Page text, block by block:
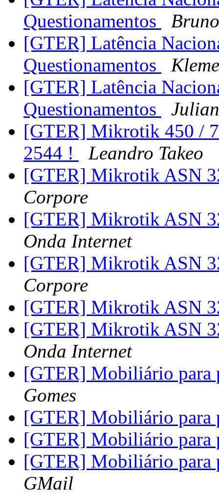
Questionamentos
[GTER] Latência
Questionamentos
[GTER] Latência
Questionamentos
[GTER] Mikrotik 450 /
2544 !
Leandro Takeo
[GTER] Mikrotik ASN
Corpore
[GTER] Mikrotik ASN
Onda Internet
[GTER] Mikrotik ASN
Corpore
[GTER] Mikrotik ASN
[GTER] Mikrotik ASN
Onda Internet
[GTER] Mobiliário para
Gomes
[GTER] Mobiliário para
[GTER] Mobiliário para
[GTER] Mobiliário para
GMail